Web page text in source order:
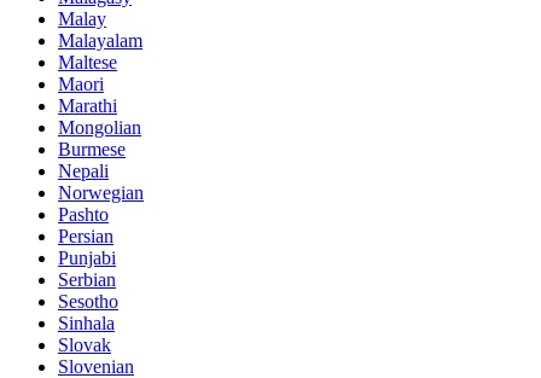
Malay
Malayalam
Maltese
Maori
Marathi
Mongolian
Burmese
Nepali
Norwegian
Pashto
Persian
Punjabi
Serbian
Sesotho
Sinhala
Slovak
Slovenian